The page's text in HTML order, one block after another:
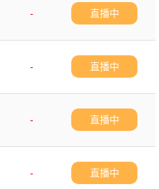
-
直播中
-
直播中
-
直播中
-
直播中